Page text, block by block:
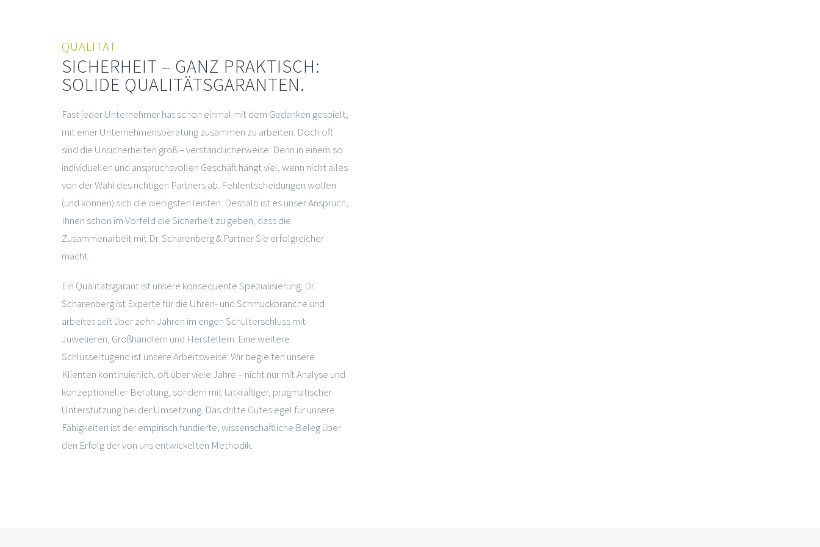
QUALITÄT
SICHERHEIT – GANZ PRAKTISCH:
SOLIDE QUALITÄTSGARANTEN.
Fast jeder Unternehmer hat schon einmal mit dem Gedanken gespielt,
mit einer Unternehmensberatung zusammen zu arbeiten. Doch oft
sind die Unsicherheiten groß – verständlicherweise: Denn in einem so
individuellen und anspruchsvollen Geschäft hängt viel, wenn nicht alles
von der Wahl des richtigen Partners ab. Fehlentscheidungen wollen
(und können) sich die wenigsten leisten. Deshalb ist es unser Anspruch,
Ihnen schon im Vorfeld die Sicherheit zu geben, dass die
Zusammenarbeit mit Dr. Scharenberg & Partner Sie erfolgreicher
macht.
Ein Qualitätsgarant ist unsere konsequente Spezialisierung: Dr.
Scharenberg ist Experte für die Uhren- und Schmuckbranche und
arbeitet seit über zehn Jahren im engen Schulterschluss mit
Juwelieren, Großhändlern und Herstellern. Eine weitere
Schlüsseltugend ist unsere Arbeitsweise: Wir begleiten unsere
Klienten kontinuierlich, oft über viele Jahre – nicht nur mit Analyse und
konzeptioneller Beratung, sondern mit tatkräftiger, pragmatischer
Unterstützung bei der Umsetzung. Das dritte Gütesiegel für unsere
Fähigkeiten ist der empirisch fundierte, wissenschaftliche Beleg über
den Erfolg der von uns entwickelten Methodik.